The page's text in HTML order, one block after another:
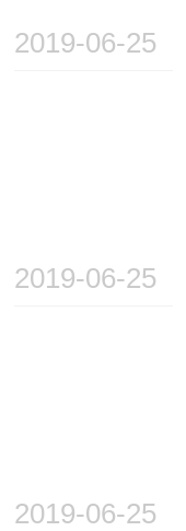
2019-06-25
2019-06-25
2019-06-25